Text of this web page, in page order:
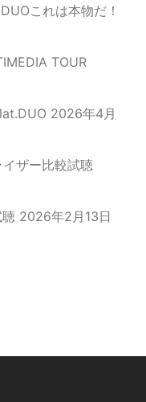
これは本物だ！
TOUR
2026年4月
ザー比較試聴
2026年2月13日